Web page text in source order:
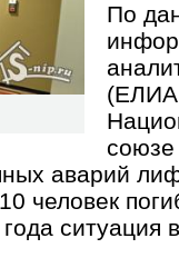
По
аварий
человек
ситуация